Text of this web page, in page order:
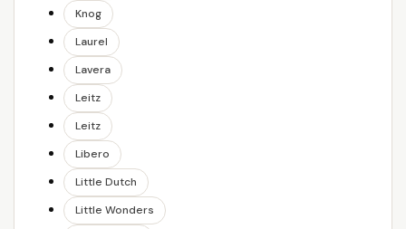
Knog
Laurel
Lavera
Leitz
Leitz
Libero
Little Dutch
Little Wonders